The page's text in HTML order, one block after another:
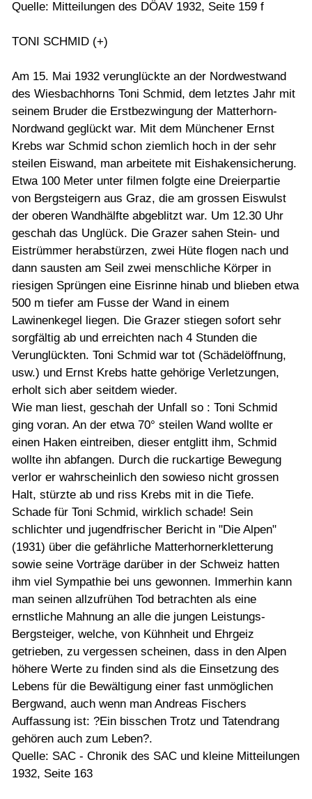
Quelle: Mitteilungen des DÖAV 1932, Seite 159 f
TONI SCHMID (+)
Am 15. Mai 1932 verunglückte an der Nordwestwand
des Wiesbachhorns Toni Schmid, dem letztes Jahr mit
seinem Bruder die Erstbezwingung der Matterhorn-
Nordwand geglückt war. Mit dem Münchener Ernst
Krebs war Schmid schon ziemlich hoch in der sehr
steilen Eiswand, man arbeitete mit Eishakensicherung.
Etwa 100 Meter unter filmen folgte eine Dreierpartie
von Bergsteigern aus Graz, die am grossen Eiswulst
der oberen Wandhälfte abgeblitzt war. Um 12.30 Uhr
geschah das Unglück. Die Grazer sahen Stein- und
Eistrümmer herabstürzen, zwei Hüte flogen nach und
dann sausten am Seil zwei menschliche Körper in
riesigen Sprüngen eine Eisrinne hinab und blieben etwa
500 m tiefer am Fusse der Wand in einem
Lawinenkegel liegen. Die Grazer stiegen sofort sehr
sorgfältig ab und erreichten nach 4 Stunden die
Verunglückten. Toni Schmid war tot (Schädelöffnung,
usw.) und Ernst Krebs hatte gehörige Verletzungen,
erholt sich aber seitdem wieder.
Wie man liest, geschah der Unfall so : Toni Schmid
ging voran. An der etwa 70° steilen Wand wollte er
einen Haken eintreiben, dieser entglitt ihm, Schmid
wollte ihn abfangen. Durch die ruckartige Bewegung
verlor er wahrscheinlich den sowieso nicht grossen
Halt, stürzte ab und riss Krebs mit in die Tiefe.
Schade für Toni Schmid, wirklich schade! Sein
schlichter und jugendfrischer Bericht in "Die Alpen"
(1931) über die gefährliche Matterhornerkletterung
sowie seine Vorträge darüber in der Schweiz hatten
ihm viel Sympathie bei uns gewonnen. Immerhin kann
man seinen allzufrühen Tod betrachten als eine
ernstliche Mahnung an alle die jungen Leistungs-
Bergsteiger, welche, von Kühnheit und Ehrgeiz
getrieben, zu vergessen scheinen, dass in den Alpen
höhere Werte zu finden sind als die Einsetzung des
Lebens für die Bewältigung einer fast unmöglichen
Bergwand, auch wenn man Andreas Fischers
Auffassung ist: ?Ein bisschen Trotz und Tatendrang
gehören auch zum Leben?.
Quelle: SAC - Chronik des SAC und kleine Mitteilungen
1932, Seite 163